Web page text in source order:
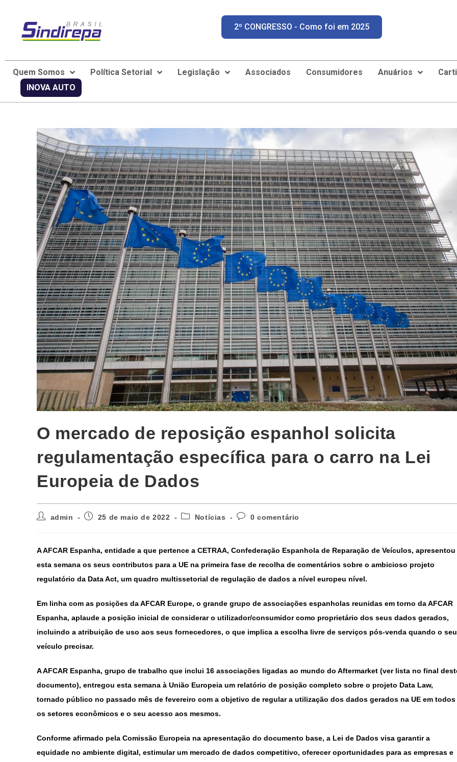
2º CONGRESSO - Como foi em 2025
Quem Somos Política Setorial Legislação Associados Consumidores Anuários
INOVA AUTO
O mercado de reposição espanhol solicita
regulamentação específica para o carro na Lei
Europeia de Dados
admin 25 de maio de 2022 Notícias 0 comentário
A AFCAR Espanha, entidade a que pertence a CETRAA, Confederação Espanhola de Reparação de Veículos, apresentou
esta semana os seus contributos para a UE na primeira fase de recolha de comentários sobre o ambicioso projeto
regulatório da Data Act, um quadro multissetorial de regulação de dados a nível europeu nível.
Em linha com as posições da AFCAR Europe, o grande grupo de associações espanholas reunidas em torno da AFCAR
Espanha, aplaude a posição inicial de considerar o utilizador/consumidor como proprietário dos seus dados gerados,
incluindo a atribuição de uso aos seus fornecedores, o que implica a escolha livre de serviços pós-venda quando o seu
veículo precisar.
A AFCAR Espanha, grupo de trabalho que inclui 16 associações ligadas ao mundo do Aftermarket (ver lista no final
documento), entregou esta semana à União Europeia um relatório de posição completo sobre o projeto Data Law,
tornado público no passado mês de fevereiro com a objetivo de regular a utilização dos dados gerados na UE em todos
os setores econômicos e o seu acesso aos mesmos.
Conforme afirmado pela Comissão Europeia na apresentação do documento base, a Lei de Dados visa garantir a
equidade no ambiente digital, estimular um mercado de dados competitivo, oferecer oportunidades para as empresas e